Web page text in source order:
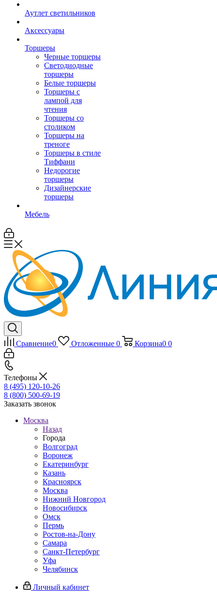
Аутлет светильников
Аксессуары
Торшеры
Черные торшеры
Светодиодные
торшеры
Белые торшеры
Торшеры с
лампой для
чтения
Торшеры со
столиком
Торшеры на
треноге
Торшеры в стиле
Тиффани
Недорогие
торшеры
Дизайнерские
торшеры
Мебель
Сравнение0 Отложенные 0 Корзина0 0
Телефоны
8 (495) 120-10-26
8 (800) 500-69-19
Заказать звонок
Москва
Назад
Города
Волгоград
Воронеж
Екатеринбург
Казань
Красноярск
Москва
Нижний Новгород
Новосибирск
Омск
Пермь
Ростов-на-Дону
Самара
Санкт-Петербург
Уфа
Челябинск
Личный кабинет